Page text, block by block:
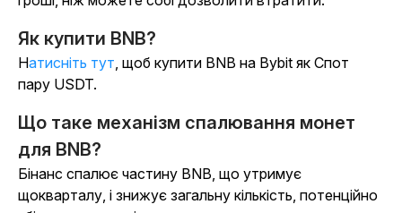
Як купити BNB?
Натисніть тут, щоб купити BNB на Bybit як Спот
пару USDT.
Що таке механізм спалювання монет
для BNB?
Бінанс спалює частину BNB, що утримує
щокварталу, і знижує загальну кількість, потенційно